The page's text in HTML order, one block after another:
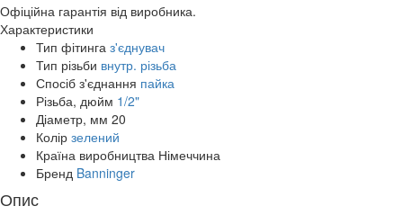
Офіційна гарантія від виробника.
Характеристики
Тип фітинга з'єднувач
Тип різьби внутр. різьба
Спосіб з'єднання пайка
Різьба, дюйм 1/2"
Діаметр, мм 20
Колір зелений
Країна виробництва Німеччина
Бренд Banninger
Опис